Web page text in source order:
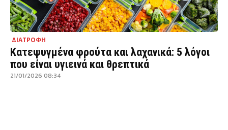
ΔΙΑΤΡΟΦΗ
Κατεψυγμένα φρούτα και λαχανικά: 5 λόγοι
που είναι υγιεινά και θρεπτικά
21/01/2026 08:34